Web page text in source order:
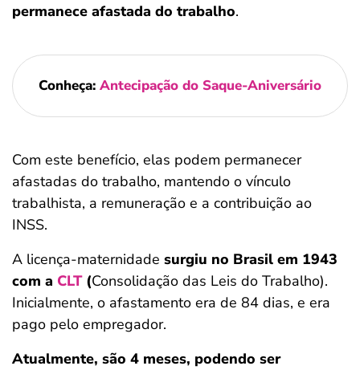
permanece afastada do trabalho.
Conheça: Antecipação do Saque-Aniversário
Com este benefício, elas podem permanecer
afastadas do trabalho, mantendo o vínculo
trabalhista, a remuneração e a contribuição ao
INSS.
A licença-maternidade surgiu no Brasil em 1943
com a CLT(Consolidação das Leis do Trabalho).
Inicialmente, o afastamento era de 84 dias, e era
pago pelo empregador.
Atualmente, são 4 meses, podendo ser